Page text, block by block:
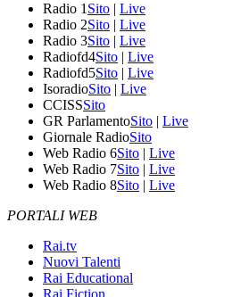
Radio 1 Sito | Live
Radio 2Sito | Live
Radio 3Sito | Live
Radiofd4Sito | Live
Radiofd5Sito | Live
IsoradioSito | Live
CCISSSito
GR ParlamentoSito | Live
Giornale RadioSito
Web Radio 6Sito | Live
Web Radio 7Sito | Live
Web Radio 8Sito | Live
PORTALI WEB
Rai.tv
Nuovi Talenti
Rai Educational
Rai Fiction